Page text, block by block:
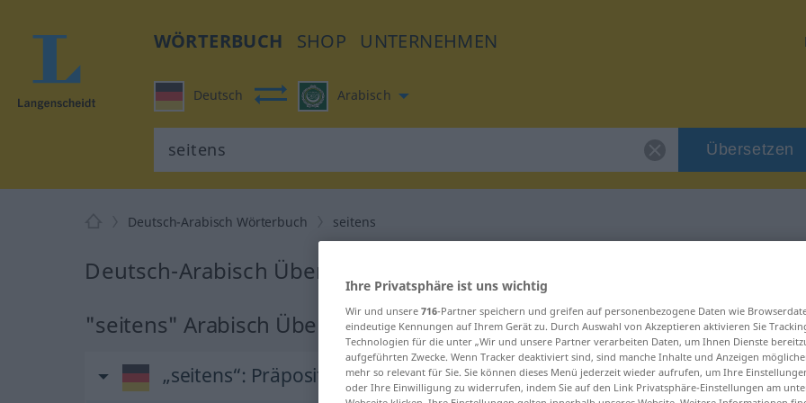
WÖRTERBUCH SHOP UNTERNEHMEN
Deutsch Arabisch
Übersetzen
Deutsch-Arabisch Wörterbuch seitens
Deutsch-Arabisch Übersetzung für "seitens"
"seitens" Arabisch Übersetzung
„seitens“: Präposition
Ihre Privatsphäre ist uns wichtig
Wir und unsere 716-Partner speichern und greifen auf personenbezogene Daten wie
eindeutige Kennungen auf Ihrem Gerät zu. Durch Auswahl von Akzeptieren aktivieren Sie
Technologien für die unter „Wir und unsere Partner verarbeiten Daten, um Ihnen Dienste
aufgeführten Zwecke. Wenn Tracker deaktiviert sind, sind manche Inhalte und Anzeigen
mehr so relevant für Sie. Sie können dieses Menü jederzeit wieder aufrufen, um Ihre
oder Ihre Einwilligung zu widerrufen, indem Sie auf den Link Privatsphäre-Einstellungen am